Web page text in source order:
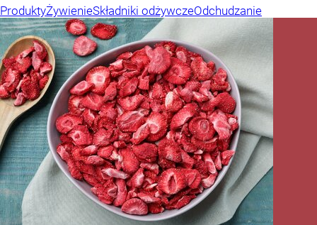
ProduktyŻywienieSkładniki odżywczeOdchudzanie